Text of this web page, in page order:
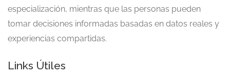
especialización, mientras que las personas pueden
tomar decisiones informadas basadas en datos reales y
experiencias compartidas.
Links Útiles